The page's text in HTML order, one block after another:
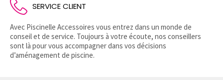
SERVICE CLIENT
Avec Piscinelle Accessoires vous entrez dans un monde de
conseil et de service. Toujours à votre écoute, nos conseillers
sont là pour vous accompagner dans vos décisions
d’aménagement de piscine.